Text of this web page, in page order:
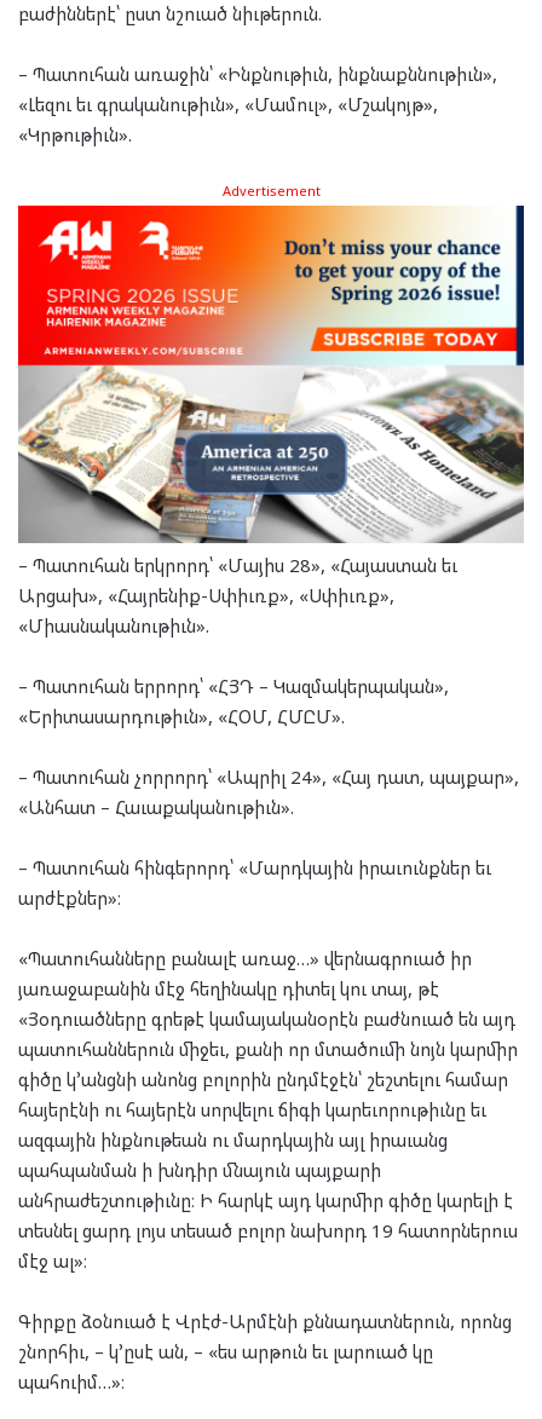
բաժիններէ՝ ըստ նշուած նիւթերուն.
– Պատուհան առաջին՝ «Ինքնութիւն, ինքնաքննութիւն»,
«Լեզու եւ գրականութիւն», «Մամուլ», «Մշակոյթ»,
«Կրթութիւն».
Advertisement
– Պատուհան երկրորդ՝ «Մայիս 28», «Հայաստան եւ
Արցախ», «Հայրենիք-Սփիւռք», «Սփիւռք»,
«Միասնականութիւն».
– Պատուհան երրորդ՝ «ՀՅԴ – Կազմակերպական»,
«Երիտասարդութիւն», «ՀՕՄ, ՀՄԸՄ».
– Պատուհան չորրորդ՝ «Ապրիլ 24», «Հայ դատ, պայքար»,
«Անհատ – Հաւաքականութիւն».
– Պատուհան հինգերորդ՝ «Մարդկային իրաւունքներ եւ
արժէքներ»։
«Պատուհանները բանալէ առաջ…» վերնագրուած իր
յառաջաբանին մէջ հեղինակը դիտել կու տայ, թէ
«Յօդուածները գրեթէ կամայականօրէն բաժնուած են այդ
պատուհաններուն միջեւ, քանի որ մտածումի նոյն կարմիր
գիծը կ՚անցնի անոնց բոլորին ընդմէջէն՝ շեշտելու համար
հայերէնի ու հայերէն սորվելու ճիգի կարեւորութիւնը եւ
ազգային ինքնութեան ու մարդկային այլ իրաւանց
պահպանման ի խնդիր մնայուն պայքարի
անհրաժեշտութիւնը։ Ի հարկէ այդ կարմիր գիծը կարելի է
տեսնել ցարդ լոյս տեսած բոլոր նախորդ 19 հատորներուս
մէջ ալ»։
Գիրքը ձօնուած է Վրէժ-Արմէնի քննադատներուն, որոնց
շնորհիւ, – կ՚ըսէ ան, – «ես արթուն եւ լարուած կը
պահուիմ…»։